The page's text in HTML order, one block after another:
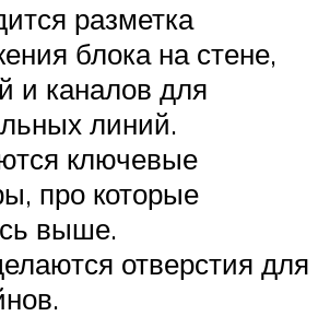
разметка
блока на стене,
и каналов для
линий.
ключевые
про которые
выше.
отверстия для